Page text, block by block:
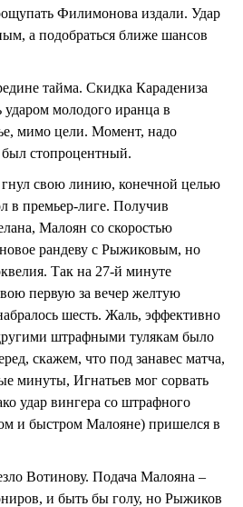
Филимонова издали. Удар
а подобраться ближе шансов
тайма. Скидка Карадениза
молодого иранца в
мимо цели. Момент, надо
был стопроцентный.
гнул свою линию, конечной целью
в премьер-лиге. Получив
Малоян со скоростью
рандеву с Рыжиковым, но
Так на 27-й минуте
первую за вечер желтую
шесть. Жаль, эффективно
штрафными тулякам было
скажем, что под занавес матча,
минуты, Игнатьев мог сорвать
удар вингера со штрафного
и быстром Малояне) пришелся в
Вотинову. Подача Малояна –
и быть бы голу, но Рыжиков